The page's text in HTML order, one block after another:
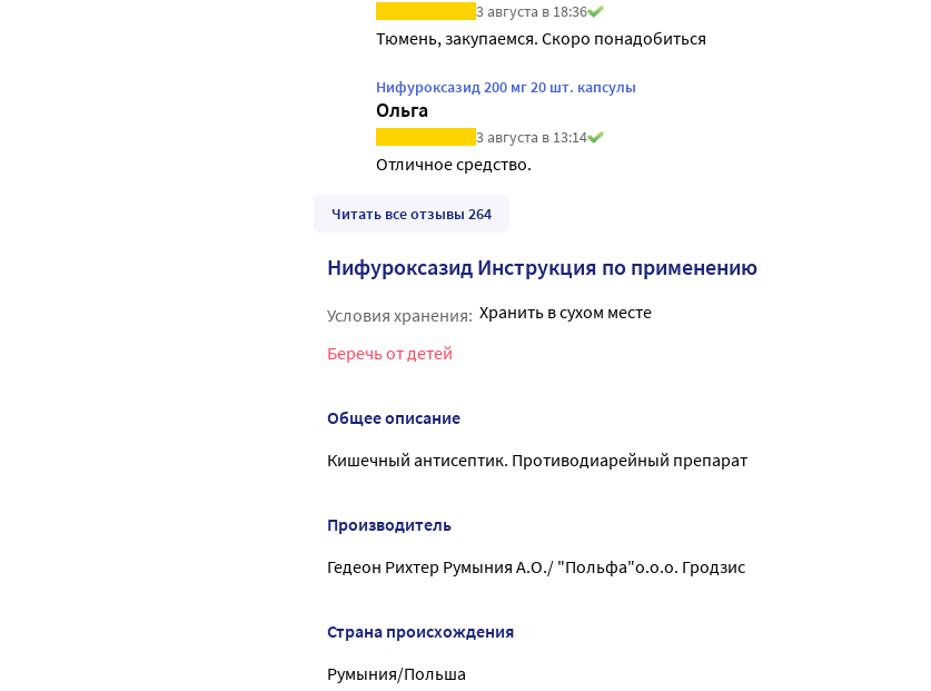
3 августа в 18:36
Тюмень, закупаемся. Скоро понадобиться
Нифуроксазид 200 мг 20 шт. капсулы
Ольга
3 августа в 13:14
Отличное средство.
Читать все отзывы 264
Нифуроксазид Инструкция по применению
Условия хранения: Хранить в сухом месте
Беречь от детей
Общее описание
Кишечный антисептик. Противодиарейный препарат
Производитель
Гедеон Рихтер Румыния А.О./ "Польфа"о.о.о. Гродзис
Страна происхождения
Румыния/Польша